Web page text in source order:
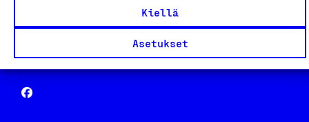
Kiellä
Asetukset
Yhteiskunnallinen Yritys -merkki